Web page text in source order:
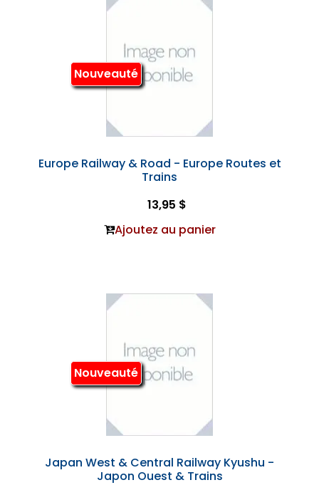
Nouveauté
Europe Railway & Road - Europe Routes et
Trains
13,95 $
Ajoutez au panier
Nouveauté
Japan West & Central Railway Kyushu -
Japon Ouest & Trains